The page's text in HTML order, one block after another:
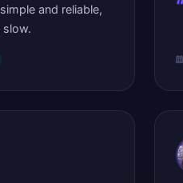
and reliable,